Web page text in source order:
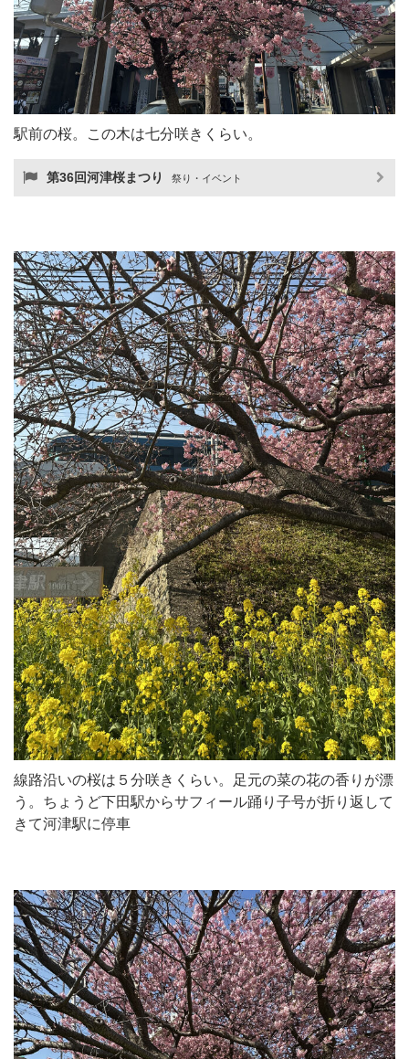
駅前の桜。この木は七分咲きくらい。
第36回河津桜まつり 祭り・イベント
線路沿いの桜は５分咲きくらい。足元の菜の花の香りが漂
う。ちょうど下田駅からサフィール踊り子号が折り返して
きて河津駅に停車